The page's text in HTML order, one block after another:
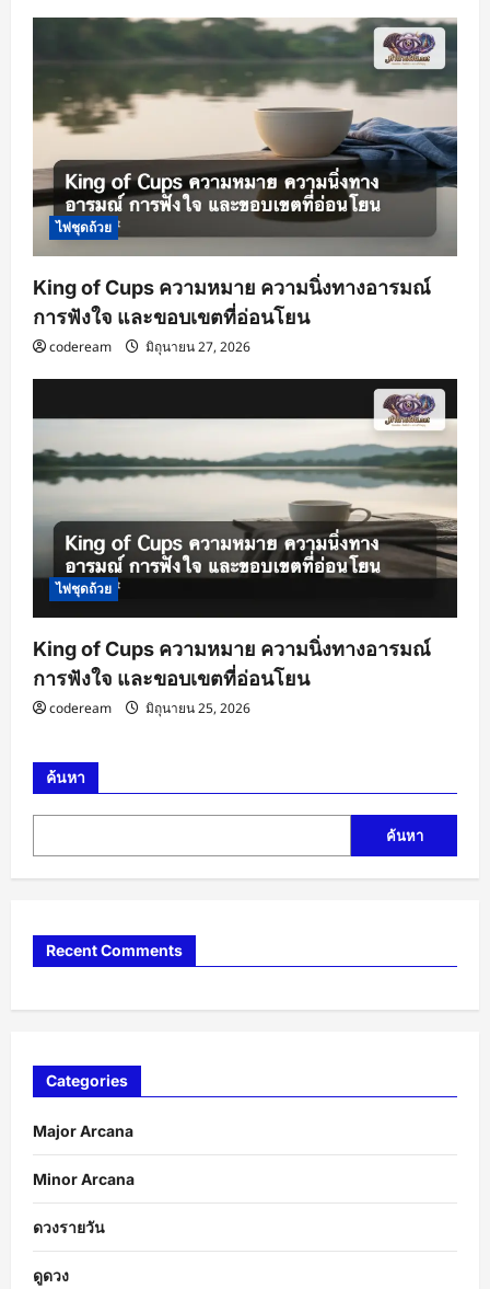
ไพ่ชุดถ้วย
King of Cups ความหมาย ความนิ่งทางอารมณ์
การฟังใจ และขอบเขตที่อ่อนโยน
codeream มิถุนายน 27, 2026
ไพ่ชุดถ้วย
King of Cups ความหมาย ความนิ่งทางอารมณ์
การฟังใจ และขอบเขตที่อ่อนโยน
codeream มิถุนายน 25, 2026
ค้นหา
ค้นหา
Recent Comments
Categories
Major Arcana
Minor Arcana
ดวงรายวัน
ดูดวง